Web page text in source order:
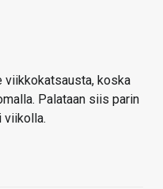
viikkokatsausta, koska
Palataan siis parin
viikolla.